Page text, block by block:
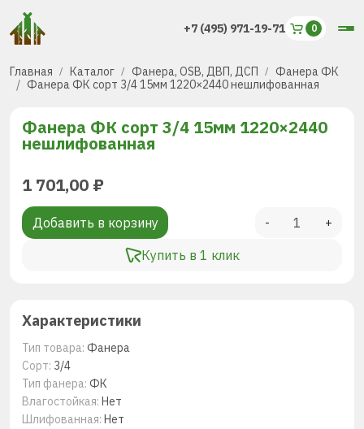
+7 (495) 971-19-71
Главная Каталог Фанера, OSB, ДВП, ДСП
Фанера ФК
Фанера ФК сорт 3/4 15мм 1220×2440 нешлифованная
Фанера ФК сорт 3/4 15мм 1220×2440
нешлифованная
1 701,00 ₽
Добавить в корзину
Купить в 1 клик
- +
Характеристики
Тип товара: Фанера
Сорт: 3/4
Тип фанера: ФК
Влагостойкая: Нет
Шлифованная: Нет